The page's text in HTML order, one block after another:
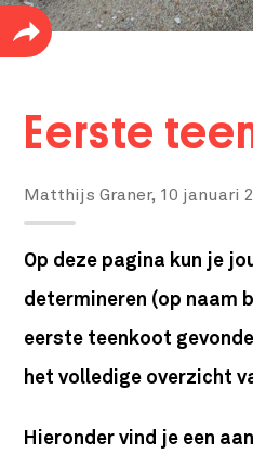
Eerste
Matthijs Graner, 10 januari
Op deze pagina kun je
determineren (op naam
eerste teenkoot
het volledige overzicht
Hieronder vind je een